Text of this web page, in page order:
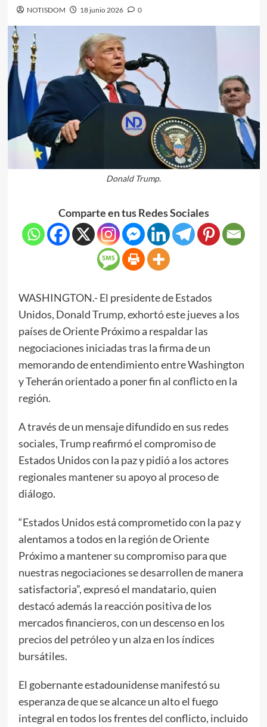
NOTISDOM 18 junio 2026 0
Donald Trump.
Comparte en tus Redes Sociales
WASHINGTON.- El presidente de Estados
Unidos, Donald Trump, exhortó este jueves a los
países de Oriente Próximo a respaldar las
negociaciones iniciadas tras la firma de un
memorando de entendimiento entre Washington
y Teherán orientado a poner fin al conflicto en la
región.
A través de un mensaje difundido en sus redes
sociales, Trump reafirmó el compromiso de
Estados Unidos con la paz y pidió a los actores
regionales mantener su apoyo al proceso de
diálogo.
“Estados Unidos está comprometido con la paz y
alentamos a todos en la región de Oriente
Próximo a mantener su compromiso para que
nuestras negociaciones se desarrollen de manera
satisfactoria”, expresó el mandatario, quien
destacó además la reacción positiva de los
mercados financieros, con un descenso en los
precios del petróleo y un alza en los índices
bursátiles.
El gobernante estadounidense manifestó su
esperanza de que se alcance un alto el fuego
integral en todos los frentes del conflicto, incluido